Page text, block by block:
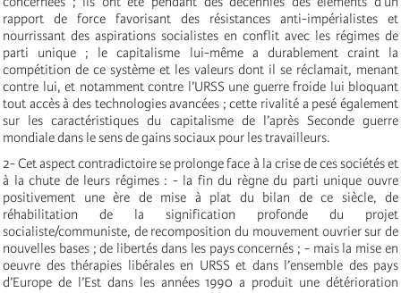
rapport de force favorisant des résistances anti-impérialistes et
nourrissant des aspirations socialistes en conflit avec les régimes de
parti unique ; le capitalisme lui-même a durablement craint la
compétition de ce système et les valeurs dont il se réclamait, menant
contre lui, et notamment contre l’URSS une guerre froide lui bloquant
tout accès à des technologies avancées ; cette rivalité a pesé également
sur les caractéristiques du capitalisme de l’après Seconde guerre
mondiale dans le sens de gains sociaux pour les travailleurs.
2- Cet aspect contradictoire se prolonge face à la crise de ces sociétés et
à la chute de leurs régimes : - la fin du règne du parti unique ouvre
positivement une ère de mise à plat du bilan de ce siècle, de
réhabilitation de la signification profonde du projet
socialiste/communiste, de recomposition du mouvement ouvrier sur de
nouvelles bases ; de libertés dans les pays concernés ; - mais la mise en
oeuvre des thérapies libérales en URSS et dans l’ensemble des pays
d’Europe de l’Est dans les années 1990 a produit une détérioration